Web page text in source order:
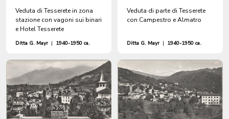
Veduta di Tesserete in zona
stazione con vagoni sui binari
e Hotel Tesserete
Ditta G. Mayr | 1940-1950 ca.
Veduta di parte di Tesserete
con Campestro e Almatro
Ditta G. Mayr | 1940-1950 ca.